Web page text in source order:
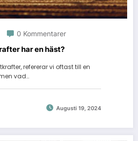
0 Kommentarer
har en häst?
refererar vi oftast till en
vad…
Augusti 19, 2024